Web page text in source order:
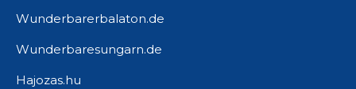
Wunderbarerbalaton.de
Wunderbaresungarn.de
Hajozas.hu